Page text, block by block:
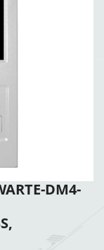
DM4-